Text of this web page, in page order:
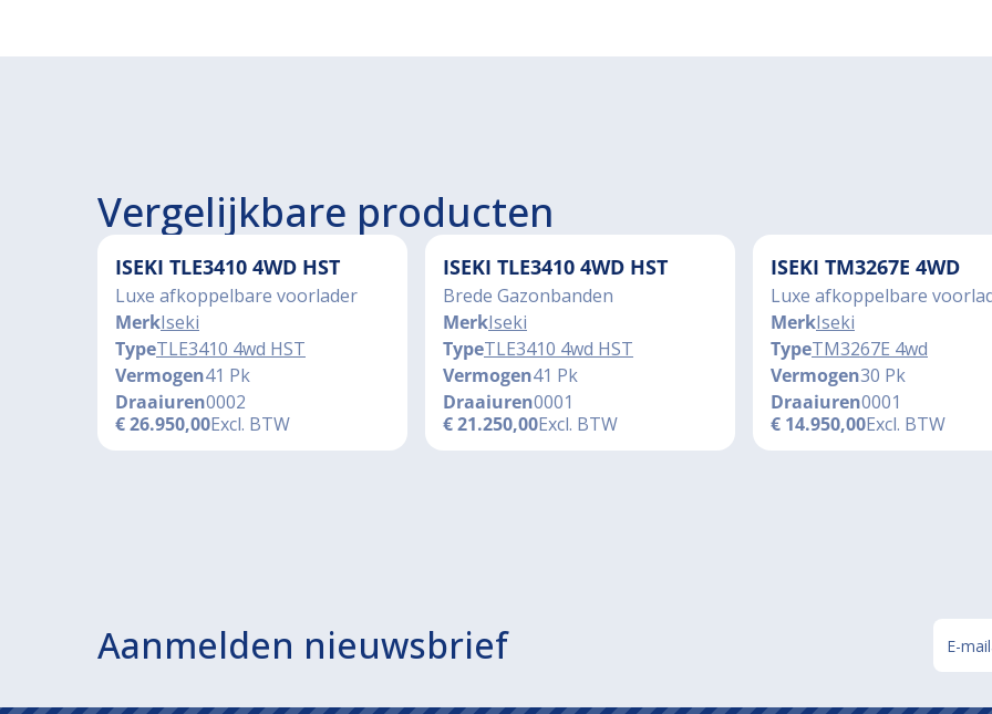
Vergelijkbare producten
ISEKI TLE3410 4WD HST
Luxe afkoppelbare voorlader
MerkIseki
TypeTLE3410 4wd HST
Vermogen41 Pk
Draaiuren0002
€26.950,00Excl. BTW
ISEKI TLE3410 4WD HST
Brede Gazonbanden
MerkIseki
TypeTLE3410 4wd HST
Vermogen41 Pk
Draaiuren0001
€21.250,00Excl. BTW
ISEKI TM3267E 4WD
Luxe afkoppelbare
MerkIseki
TypeTM3267E 4wd
Vermogen30 Pk
Draaiuren0001
€ 14.950,00Excl. BTW
Aanmelden nieuwsbrief